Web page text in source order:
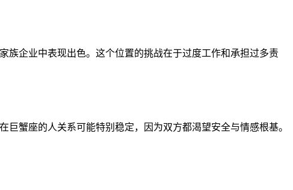
族企业中表现出色。这个位置的挑战在于过度工作和承担过多责
蟹座的人关系可能特别稳定，因为双方都渴望安全与情感根基。